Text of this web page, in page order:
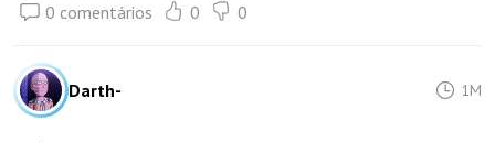
0 comentários 0 0
Darth- 1M